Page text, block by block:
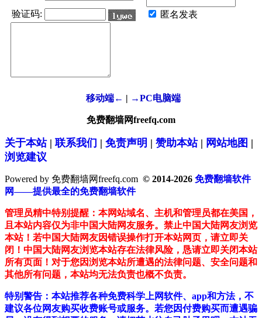
验证码: 匿名发表
移动端← | →PC电脑端
免费翻墙网freefq.com
关于本站| 联系我们 | 免责声明 | 赞助本站| 网站地图 |
浏览建议
Powered by 免费翻墙网freefq.com © 2014-2026 免费翻墙软件
网——提供最全的免费翻墙软件
管理员精中特别提醒：本网站域名、主机和管理员都在美国，
且本站内容仅为非中国大陆网友服务。禁止中国大陆网友浏览
本站！若中国大陆网友因错误操作打开本站网页，请立即关
闭！中国大陆网友浏览本站存在法律风险，恳请立即关闭本站
所有页面！对于您因浏览本站所遭遇的法律问题、安全问题和
其他所有问题，本站均无法负责也概不负责。
特别警告：本站推荐各种免费科学上网软件、app和方法，不
建议各位网友购买收费账号或服务。若您因付费购买而遭遇骗